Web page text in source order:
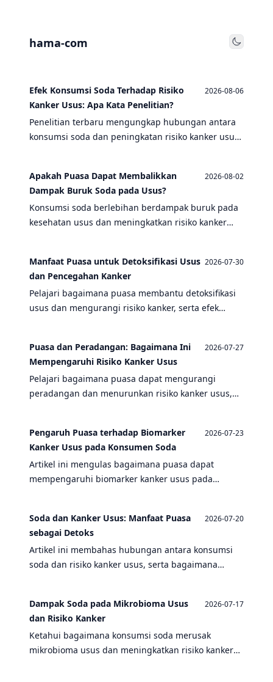
hama-com Toggle
Efek Konsumsi Soda Terhadap Risiko
Kanker Usus: Apa Kata Penelitian?
2026-08-06
Penelitian terbaru mengungkap hubungan antara
konsumsi soda dan peningkatan risiko kanker usus.
Apakah Puasa Dapat Membalikkan
Dampak Buruk Soda pada Usus?
2026-08-02
Konsumsi soda berlebihan berdampak buruk pada
kesehatan usus dan meningkatkan risiko kanker
Manfaat Puasa untuk Detoksifikasi Usus
dan Pencegahan Kanker
2026-07-30
Pelajari bagaimana puasa membantu detoksifikasi
usus dan mengurangi risiko kanker, serta efek
Puasa dan Peradangan: Bagaimana Ini
Mempengaruhi Risiko Kanker Usus
2026-07-27
Pelajari bagaimana puasa dapat mengurangi
peradangan dan menurunkan risiko kanker usus,
Pengaruh Puasa terhadap Biomarker
Kanker Usus pada Konsumen Soda
2026-07-23
Artikel ini mengulas bagaimana puasa dapat
mempengaruhi biomarker kanker usus pada
kesehatan usus.
Soda dan Kanker Usus: Manfaat Puasa
sebagai Detoks
2026-07-20
Artikel ini membahas hubungan antara konsumsi
soda dan risiko kanker usus, serta bagaimana
Dampak Soda pada Mikrobioma Usus
dan Risiko Kanker
2026-07-17
Ketahui bagaimana konsumsi soda merusak
mikrobioma usus dan meningkatkan risiko kanker